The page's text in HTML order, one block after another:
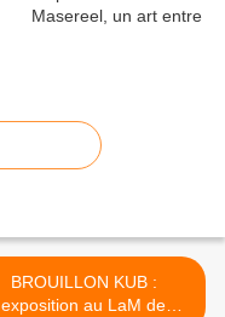
BROUILLON KUB :
exposition au LaM de